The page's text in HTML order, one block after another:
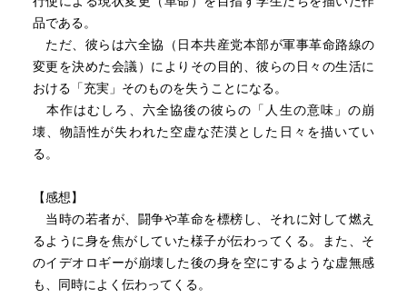
品である。
ただ、彼らは六全協（日本共産党本部が軍事革命路線の
変更を決めた会議）によりその目的、彼らの日々の生活に
おける「充実」そのものを失うことになる。
本作はむしろ、六全協後の彼らの「人生の意味」の崩
壊、物語性が失われた空虚な茫漠とした日々を描いてい
る。
【感想】
当時の若者が、闘争や革命を標榜し、それに対して燃え
るように身を焦がしていた様子が伝わってくる。また、そ
のイデオロギーが崩壊した後の身を空にするような虚無感
も、同時によく伝わってくる。